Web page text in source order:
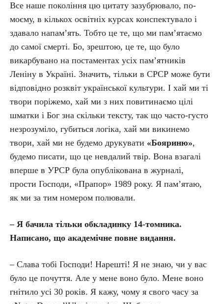
Все наше покоління цю цитату зазубрювало, по-
моєму, в кількох освітніх курсах конспектувало і
здавало напам’ять. Тобто це те, що ми пам’ятаємо
до самої смерті. Бо, зрештою, це те, що було
викарбувано на постаментах усіх пам’ятників
Леніну в Україні. Значить, тільки в СРСР може бути
відповідно розквіт української культури. І хай ми ті
твори поріжемо, хай ми з них повитинаємо цілі
шматки і Бог зна скільки тексту, так що часто-густо
незрозуміло, губиться логіка, хай ми викинемо
твори, хай ми не будемо друкувати «Бояриню»,
будемо писати, що це невдалий твір. Вона взагалі
вперше в УРСР була опублікована в журналі,
прости Господи, «Прапор» 1989 року. Я пам’ятаю,
як ми за тим номером полювали.
– Я бачила тільки обкладинку 14-томника.
Написано, що академічне повне видання.
– Слава тобі Господи! Нарешті! Я не знаю, чи у вас
було це почуття. Але у мене воно було. Мене воно
гнітило усі 30 років. Я кажу, чому я свого часу за